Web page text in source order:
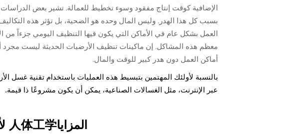
بسبب كل هذا الهدر. وليس المال وحده هو الضحية، بل تؤثر هذه
العمل بشكل عام في الأماكن التي يكون فيها التنظيف اليومي جزءاً من
معظم هذه المشاكل. إن ماكينات تنظيف الأرضيات الحديثة ليست
أماكن العمل دون هدر كبير للوقت والمال.
بالنسبة لأولئك المهتمين بتبسيط هذه العمليات باستخدام تقنية غسل
عبر الإنترنت، مثل الغسالات الصناعية، يمكن أن يكون مشروعًا ذا قيمة.
المزايا人体工学 لأنظمة غسل الأرضيات الكهربائية